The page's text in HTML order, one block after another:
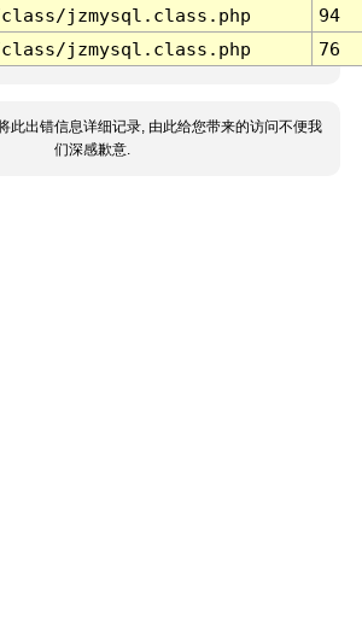
jzmysql.class.php
94
jzmysql.class.php 76
此出错信息详细记录, 由此给您带来的访问不便我
们深感歉意.